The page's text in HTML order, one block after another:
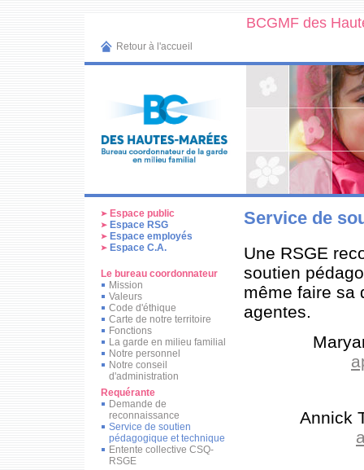
BCGMF des
Retour à l'accueil
Espace public
Espace RSG
Espace employés
Espace C.A.
Le bureau coordonnateur
Mission
Valeurs
Code d'éthique
Carte de notre territoire
Fonctions
La garde en milieu familial
Notre personnel
Notre conseil
d'administration
Requérante
Demande de
reconnaissance
Service de soutien
pédagogique et technique
Entente collective CSQ-
RSGE
Service de
Une RSGE
soutien
même faire sa
agentes.
Annick